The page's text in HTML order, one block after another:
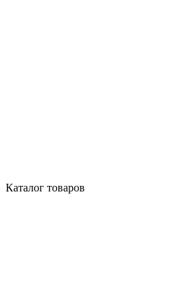
Каталог товаров